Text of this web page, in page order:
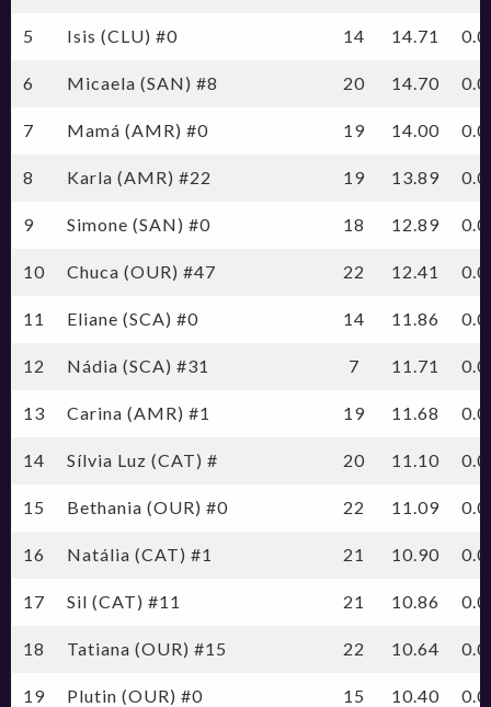
5 Isis (CLU) #0 14 14.71
6 Micaela (SAN) #8 20 14.70
7 Mamá (AMR) #0 19 14.00
8 Karla (AMR) #22 19 13.89
9 Simone (SAN) #0 18 12.89
10 Chuca (OUR) #47 22 12.41
11 Eliane (SCA) #0 14 11.86
12 Nádia (SCA) #31 7 11.71
13 Carina (AMR) #1 19 11.68
14 Sílvia Luz (CAT) # 20 11.10
15 Bethania (OUR) #0 22 11.09
16 Natália (CAT) #1 21 10.90
17 Sil (CAT) #11 21 10.86
18 Tatiana (OUR) #15 22 10.64
19 Plutin (OUR) #0 15 10.40